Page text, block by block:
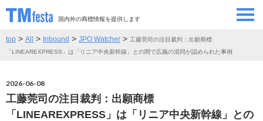
国内外の商標情報を提供します
SEMINAR/EVENT
CONTRIBUTORS 情報提供者
top > All > Inbound > JPO Watcher > 工藤莞司の注目裁判：出願商標
「LINEAREXPRESS」は「リニア中央新幹線」との間で広義の混同が認められた事例
2026-06-08
工藤莞司の注目裁判：出願商標
「LINEAREXPRESS」は「リニア中央新幹線」との